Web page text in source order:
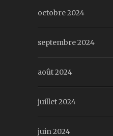
octobre 2024
septembre 2024
août 2024
juillet 2024
juin 2024